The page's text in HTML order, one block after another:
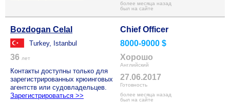
более месяца назад
был на сайте
Bozdogan Celal
Turkey, Istanbul
36 лет
Контакты доступны только для
зарегистрированных крюинговых
агентств или судовладельцев.
Зарегистрироваться >>
Chief Officer
8000-9000 $
Хорошо
Английский
27.06.2017
Готовность
более месяца назад
был на сайте